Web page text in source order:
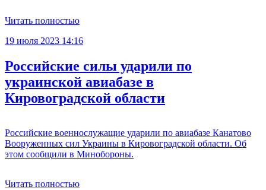
Читать полностью
19 июля 2023 14:16
Российские силы ударили по
украинской авиабазе в
Кировоградской области
Российские военнослужащие ударили по авиабазе Канатово
Вооруженных сил Украины в Кировоградской области. Об
этом сообщили в Минобороны.
Читать полностью